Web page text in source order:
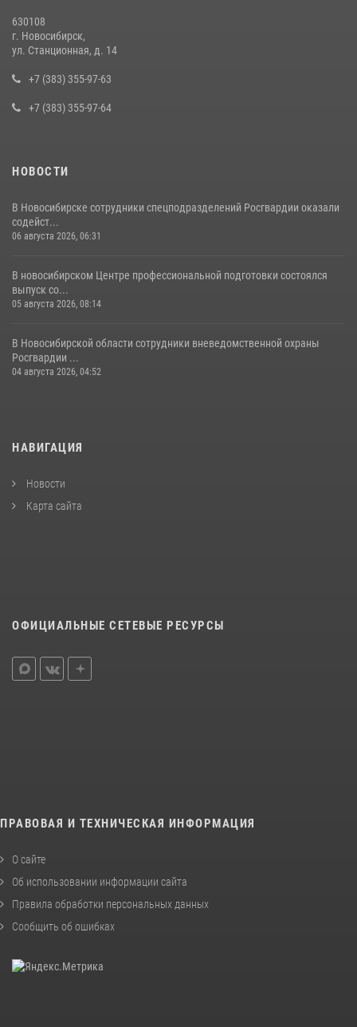
При силовой поддержке бойцов ОМОН и СОБР Росгвардии
в сфере страхования
29 июля 2026, 05:19
630108
г. Новосибирск,
ул. Станционная, д. 14
+7 (383) 355-97-63
+7 (383) 355-97-64
НОВОСТИ
В Новосибирске сотрудники спецподразделений Росгвардии оказали
содейст...
06 августа 2026, 06:31
В новосибирском Центре профессиональной подготовки состоялся
выпуск со...
05 августа 2026, 08:14
В Новосибирской области сотрудники вневедомственной охраны
Росгвардии ...
04 августа 2026, 04:52
НАВИГАЦИЯ
Новости
Карта сайта
ОФИЦИАЛЬНЫЕ СЕТЕВЫЕ РЕСУРСЫ
ПРАВОВАЯ И ТЕХНИЧЕСКАЯ ИНФОРМАЦИЯ
О сайте
Об использовании информации сайта
Правила обработки персональных данных
Сообщить об ошибках